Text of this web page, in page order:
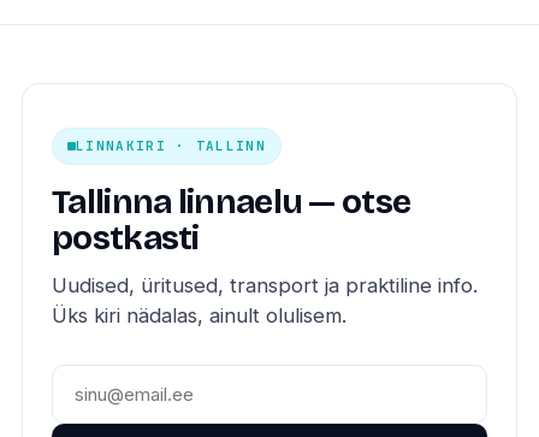
LINNAKIRI · TALLINN
Tallinna linnaelu — otse
postkasti
Uudised, üritused, transport ja praktiline info.
Üks kiri nädalas, ainult olulisem.